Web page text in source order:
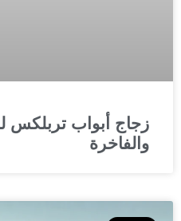
زجاج أبواب تربلكس
والفاخرة